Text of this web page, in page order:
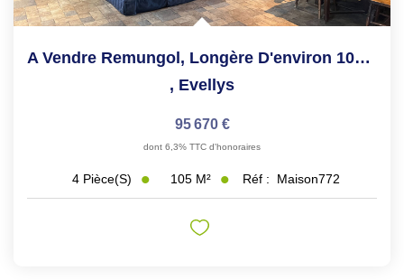
A Vendre Remungol, Longère D'environ 105m² (potentiel De...
, Evellys
95 670 €
dont 6,3% TTC d'honoraires
4 Pièce(s) 105 M² Réf : Maison772